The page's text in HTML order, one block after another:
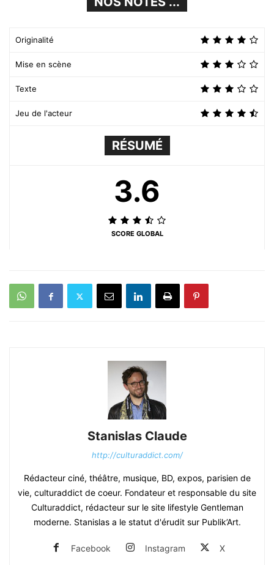
Originalité
Mise en scène
Texte
Jeu de l'acteur
RÉSUMÉ
3.6
SCORE GLOBAL
Stanislas Claude
http://culturaddict.com/
Rédacteur ciné, théâtre, musique, BD, expos, parisien de
vie, culturaddict de coeur. Fondateur et responsable du site
Culturaddict, rédacteur sur le site lifestyle Gentleman
moderne. Stanislas a le statut d'érudit sur Publik’Art.
Facebook Instagram X